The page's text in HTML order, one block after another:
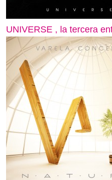
UNIVERSE , la tercera